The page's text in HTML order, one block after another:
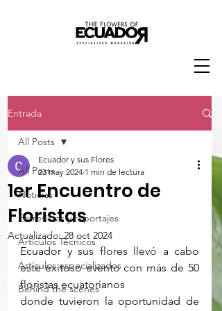
Entrada
All Posts
Noticias
Entrevistas y reportajes
Artículos Técnicos
Artículos especializados
Behind the scenes
All Posts
1er Encuentro de
Floristas
Ecuador y sus Flores
23 may 2024 1 min de lectura
Actualizado:28 oct 2024
Ecuador y sus flores llevó a cabo
este exitoso evento con más de 50
floristas ecuatorianos
donde tuvieron la oportunidad de